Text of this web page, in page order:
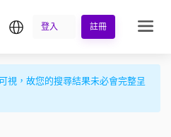
繁中登入 註冊
視，故您的搜尋結果未必會完整呈